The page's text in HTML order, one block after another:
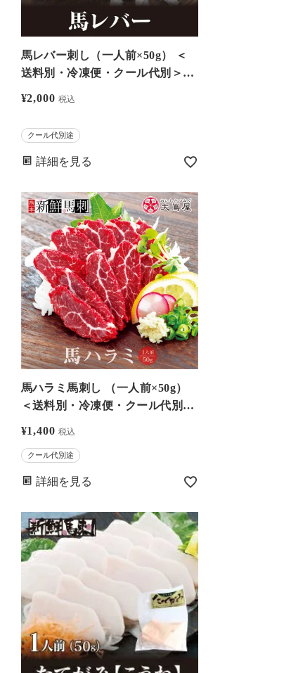
馬レバー刺し（一人前×50g） ＜
送料別・冷凍便・クール代別＞※
まや）【0308307】
¥2,000 税込
クール代別途
詳細を見る
馬ハラミ馬刺し （一人前×50g）
＜送料別・冷凍便・クール代別＞
しまや）【0308436】
¥1,400 税込
クール代別途
詳細を見る